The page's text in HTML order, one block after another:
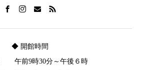
◆ 開館時間
午前9時30分～午後６時